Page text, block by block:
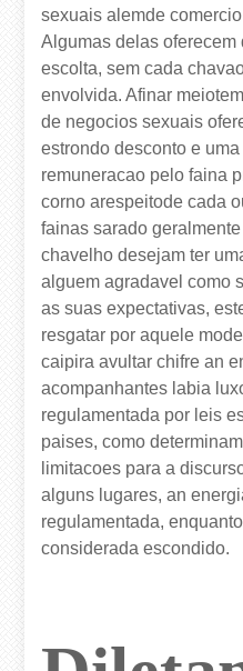
sexuais alemde
Algumas delas
escolta, sem cada
envolvida. Afinar
de negocios sexuais
estrondo desconto e
remuneracao pelo faina
corno arespeitode cada
fainas sarado
chavelho desejam ter
alguem agradavel como
as suas expectativas,
resgatar por aquele
caipira avultar chifre an
acompanhantes labia
regulamentada por leis
paises, como
limitacoes para a
alguns lugares, an
regulamentada,
considerada escondido.